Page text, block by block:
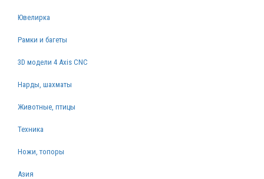
Ювелирка
Рамки и багеты
3D модели 4 Axis CNC
Нарды, шахматы
Животные, птицы
Техника
Ножи, топоры
Азия